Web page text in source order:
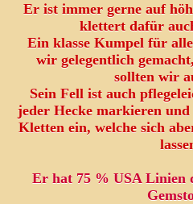
Er ist immer gerne auf
klettert dafür
Ein klasse Kumpel für
wir gelegentlich
sollten wir
Sein Fell ist auch
jeder Hecke markieren und
Kletten ein, welche sich
Er hat 75 % USA Linien